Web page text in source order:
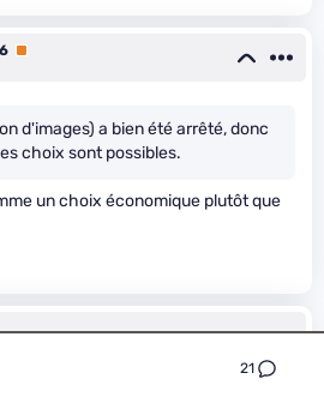
21
Premium
d'images) a bien été arrêté, donc
choix sont possibles.
un choix économique plutôt que